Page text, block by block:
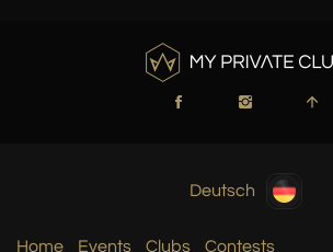
Deutsch
Home Events Clubs Contests